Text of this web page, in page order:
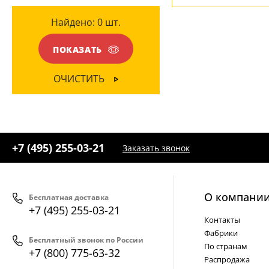
Серый(1)
Хром(2)
Янтарный(3)
Найдено: 0 шт.
ПОКАЗАТЬ
ОЧИСТИТЬ
+7 (495) 255-03-21 Заказать звонок
Бесплатная доставка
+7 (495) 255-03-21
Бесплатный звонок по России
+7 (800) 775-63-32
О
Контакты
Фабрики
По странам
Распродажа